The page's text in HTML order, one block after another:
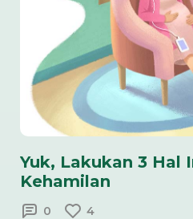
Yuk, Lakukan 3 Hal
Kehamilan
0 4